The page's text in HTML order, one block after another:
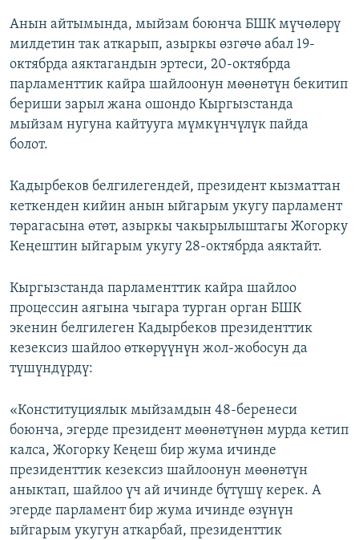
Анын айтымында, мыйзам боюнча БШК мүчөлөрү
милдетин так аткарып, азыркы өзгөчө абал 19-
октябрда аяктагандын эртеси, 20-октябрда
парламенттик кайра шайлоонун мөөнөтүн бекитип
бериши зарыл жана ошондо Кыргызстанда
мыйзам нугуна кайтууга мүмкүнчүлүк пайда
болот.
Кадырбеков белгилегендей, президент кызматтан
кеткенден кийин анын ыйгарым укугу парламент
төрагасына өтөт, азыркы чакырылыштагы Жогорку
Кеңештин ыйгарым укугу 28-октябрда аяктайт.
Кыргызстанда парламенттик кайра шайлоо
процессин аягына чыгара турган орган БШК
экенин белгилеген Кадырбеков президенттик
кезексиз шайлоо өткөрүүнүн жол-жобосун да
түшүндүрдү:
«Конституциялык мыйзамдын 48-беренеси
боюнча, эгерде президент мөөнөтүнөн мурда кетип
калса, Жогорку Кеңеш бир жума ичинде
президенттик кезексиз шайлоонун мөөнөтүн
аныктап, шайлоо үч ай ичинде бүтүшү керек. А
эгерде парламент бир жума ичинде өзүнүн
ыйгарым укугун аткарбай, президенттик